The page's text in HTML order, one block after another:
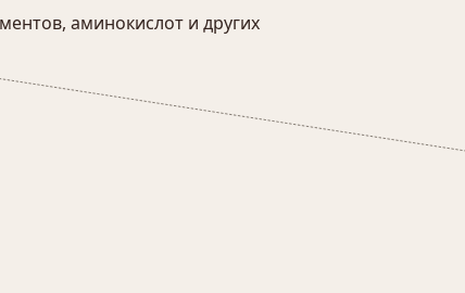
аминокислот и других